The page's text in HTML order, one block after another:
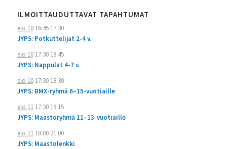
ILMOITTAUDUTTAVAT TAPAHTUMAT
elo 1016:45 17:30
JYPS: Potkuttelijat 2-4 v.
elo 1017:30 18:45
JYPS: Nappulat 4-7 v.
elo 1017:30 18:30
JYPS: BMX-ryhmä 6–15-vuotiaille
elo 1117:30 19:15
JYPS: Maastoryhmä 11–13-vuotiaille
elo 1118:00 21:00
JYPS: Maastolenkki